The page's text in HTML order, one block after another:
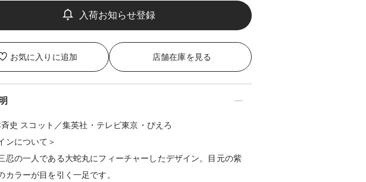
お気に入りに追加 店舗在庫を見る
史 スコット／集英社・テレビ東京・ぴえろ
ンについて＞
忍の一人である大蛇丸にフィーチャーしたデザイン。目元の紫
カラーが目を引く一足です。